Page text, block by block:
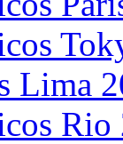
Lima
Rio